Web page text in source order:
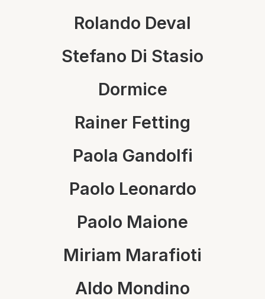
Rolando Deval
Stefano Di Stasio
Dormice
Rainer Fetting
Paola Gandolfi
Paolo Leonardo
Paolo Maione
Miriam Marafioti
Aldo Mondino